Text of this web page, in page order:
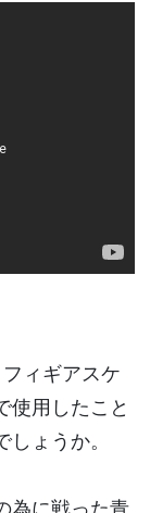
ィギアスケ
使用したこと
ょうか。
為に戦った青